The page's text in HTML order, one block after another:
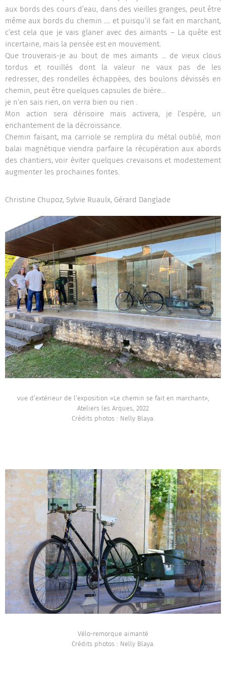
aux bords des cours d’eau, dans des vieilles granges, peut être
même aux bords du chemin …. et puisqu’il se fait en marchant,
c’est cela que je vais glaner avec des aimants – La quête est
incertaine, mais la pensée est en mouvement.
Que trouverais-je au bout de mes aimants … de vieux clous
tordus et rouillés dont la valeur ne vaux pas de les
redresser, des rondelles échappées, des boulons dévissés en
chemin, peut être quelques capsules de bière…
je n’en sais rien, on verra bien ou rien .
Mon action sera dérisoire mais activera, je l’espère, un
enchantement de la décroissance.
Chemin faisant, ma carriole se remplira du métal oublié, mon
balai magnétique viendra parfaire la récupération aux abords
des chantiers, voir éviter quelques crevaisons et modestement
augmenter les prochaines fontes.
Christine Chupoz, Sylvie Ruaulx, Gérard Danglade
vue d’extérieur de l’exposition «Le chemin se fait en marchant»,
Ateliers les Arques, 2022
Crédits photos : Nelly Blaya.
Vélo-remorque aimanté
Crédits photos : Nelly Blaya.